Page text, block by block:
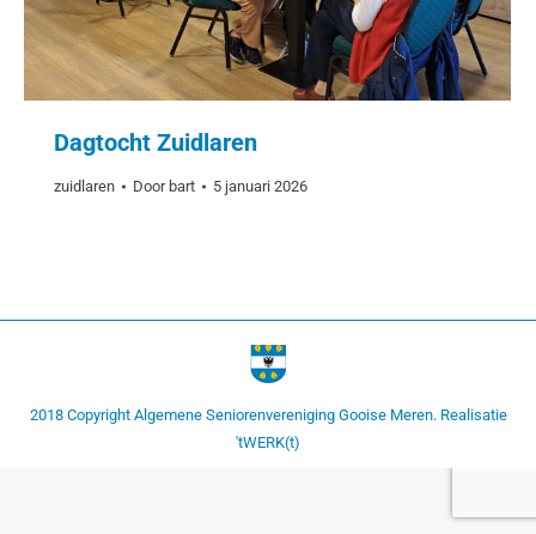
Dagtocht Zuidlaren
zuidlaren Door bart 5 januari 2026
2018 Copyright Algemene Seniorenvereniging Gooise Meren. Realisatie
'tWERK(t)